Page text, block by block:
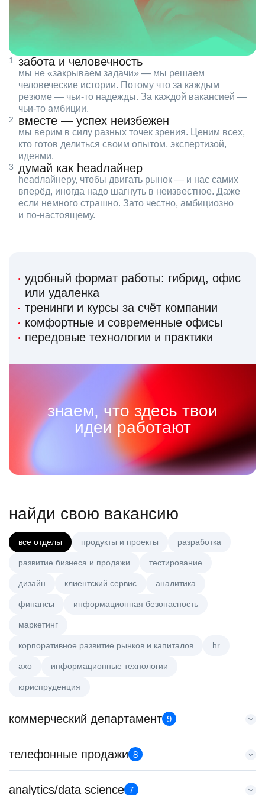
забота и человечность
мы не «закрываем задачи» — мы решаем
человеческие истории. Потому что за каждым
резюме — чьи‑то надежды. За каждой вакансией —
чьи‑то амбиции.
вместе — успех неизбежен
мы верим в силу разных точек зрения. Ценим всех,
кто готов делиться своим опытом, экспертизой,
идеями.
думай как headлайнер
headлайнеру, чтобы двигать рынок — и нас самих
вперёд, иногда надо шагнуть в неизвестное. Даже
если немного страшно. Зато честно, амбициозно
и по‑настоящему.
удобный формат работы: гибрид, офис
или удаленка
тренинги и курсы за счёт компании
комфортные и современные офисы
передовые технологии и практики
знаем, что здесь твои
идеи работают
найди свою вакансию
все отделы продукты и проекты разработка
развитие бизнеса и продажи тестирование
дизайн клиентский сервис аналитика
финансы информационная безопасность
маркетинг
корпоративное развитие рынков и капиталов hr
axo информационные технологии
юриспруденция
коммерческий департамент 9
Key Account Manager (EdTech)
HeadHunter::Коммерческий департамент
150000 ₽
телефонные продажи 8
Менеджер по продажам в сегменте среднего и крупного
analytics/data science 7